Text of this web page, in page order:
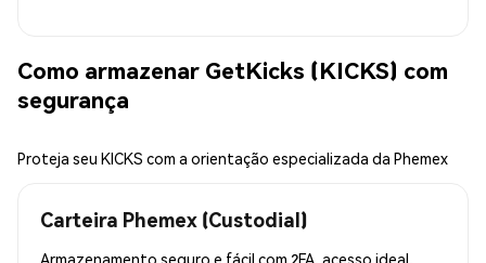
Como armazenar GetKicks (KICKS) com
segurança
Proteja seu KICKS com a orientação especializada da Phemex
Carteira Phemex (Custodial)
Armazenamento seguro e fácil com 2FA, acesso ideal.